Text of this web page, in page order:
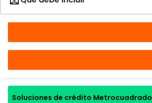
Soluciones de crédito Metrocuadrado